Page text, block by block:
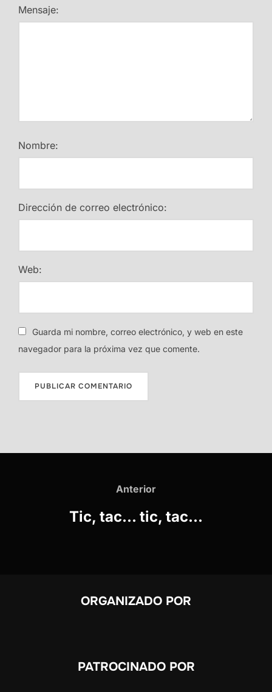
Mensaje:
Nombre:
Dirección de correo electrónico:
Web:
Guarda mi nombre, correo electrónico, y web en este
navegador para la próxima vez que comente.
entradas
Anterior
Anterior
Tic, tac… tic, tac…
ORGANIZADO POR
PATROCINADO POR